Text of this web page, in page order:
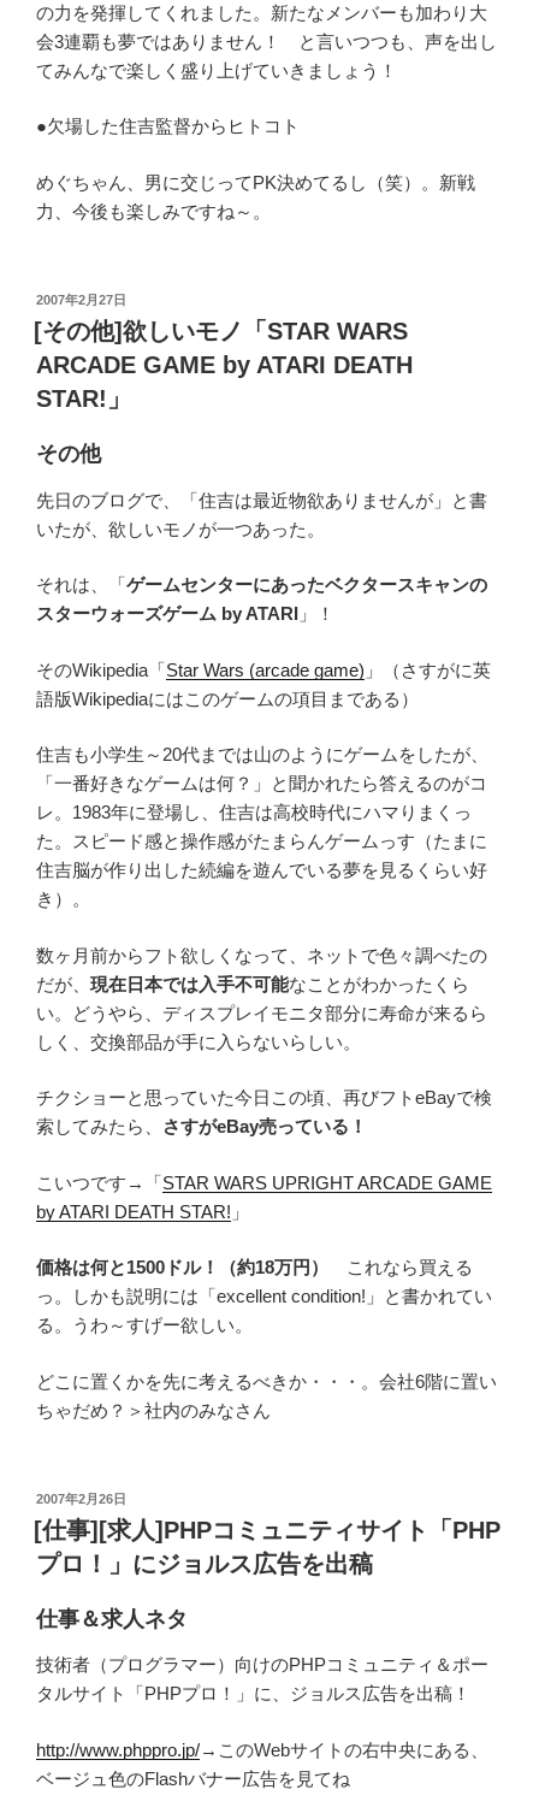
の力を発揮してくれました。新たなメンバーも加わり大
会3連覇も夢ではありません！ と言いつつも、声を出し
てみんなで楽しく盛り上げていきましょう！
●欠場した住吉監督からヒトコト
めぐちゃん、男に交じってPK決めてるし（笑）。新戦
力、今後も楽しみですね～。
投
稿
日:
2007年2月27日
[その他]欲しいモノ「STAR WARS
ARCADE GAME by ATARI DEATH
STAR!」
その他
先日のブログで、「住吉は最近物欲ありませんが」と書
いたが、欲しいモノが一つあった。
それは、「ゲームセンターにあったベクタースキャンの
スターウォーズゲーム by ATARI 」！
そのWikipedia「Star Wars (arcade game) 」（さすがに英
語版Wikipediaにはこのゲームの項目まである）
住吉も小学生～20代までは山のようにゲームをしたが、
「一番好きなゲームは何？」と聞かれたら答えるのがコ
レ。1983年に登場し、住吉は高校時代にハマりまくっ
た。スピード感と操作感がたまらんゲームっす（たまに
住吉脳が作り出した続編を遊んでいる夢を見るくらい好
き）。
数ヶ月前からフト欲しくなって、ネットで色々調べたの
だが、 現在日本では入手不可能なことがわかったくら
い。どうやら、ディスプレイモニタ部分に寿命が来るら
しく、交換部品が手に入らないらしい。
チクショーと思っていた今日この頃、再びフトeBayで検
索してみたら、
さすがeBay売っている！
こいつです→「STAR WARS UPRIGHT ARCADE GAME
by ATARI DEATH STAR! 」
価格は何と1500ドル！（約18万円）
これなら買える
っ。しかも説明には「excellent condition!」と書かれてい
る。うわ～すげー欲しい。
どこに置くかを先に考えるべきか・・・。会社6階に置い
ちゃだめ？＞社内のみなさん
投
稿
日:
2007年2月26日
[仕事][求人]PHPコミュニティサイト「PHP
プロ！」にジョルス広告を出稿
仕事＆求人ネタ
技術者（プログラマー）向けのPHPコミュニティ＆ポー
タルサイト「PHPプロ！」に、ジョルス広告を出稿！
http://www.phppro.jp/→このWebサイトの右中央にある、
ベージュ色のFlashバナー広告を見てね